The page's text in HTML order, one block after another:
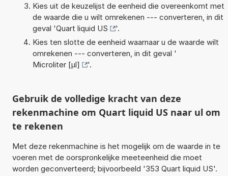
Kies uit de keuzelijst de eenheid die overeenkomt met
de waarde die u wilt omrekenen --- converteren, in dit
geval 'Quart liquid US
'.
Kies ten slotte de eenheid waarnaar u de waarde wilt
omrekenen --- converteren, in dit geval '
Microliter [µl]
'.
Gebruik de volledige kracht van deze
rekenmachine om Quart liquid US naar ul om
te rekenen
Met deze rekenmachine is het mogelijk om de waarde in te
voeren met de oorspronkelijke meeteenheid die moet
worden geconverteerd; bijvoorbeeld '353 Quart liquid US'.